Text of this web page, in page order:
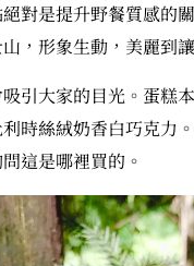
對是提升野餐質感的
，形象生動，美麗到
引大家的目光。蛋糕
時絲絨奶香白巧克力
這是哪裡買的。